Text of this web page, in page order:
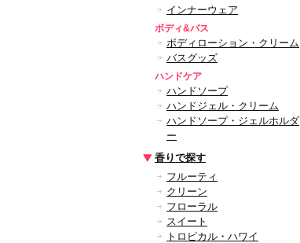
インナーウェア
ボディ&バス
ボディローション・クリーム
バスグッズ
ハンドケア
ハンドソープ
ハンドジェル・クリーム
ハンドソープ・ジェルホルダ
ー
香りで探す
フルーティ
クリーン
フローラル
スイート
トロピカル・ハワイ